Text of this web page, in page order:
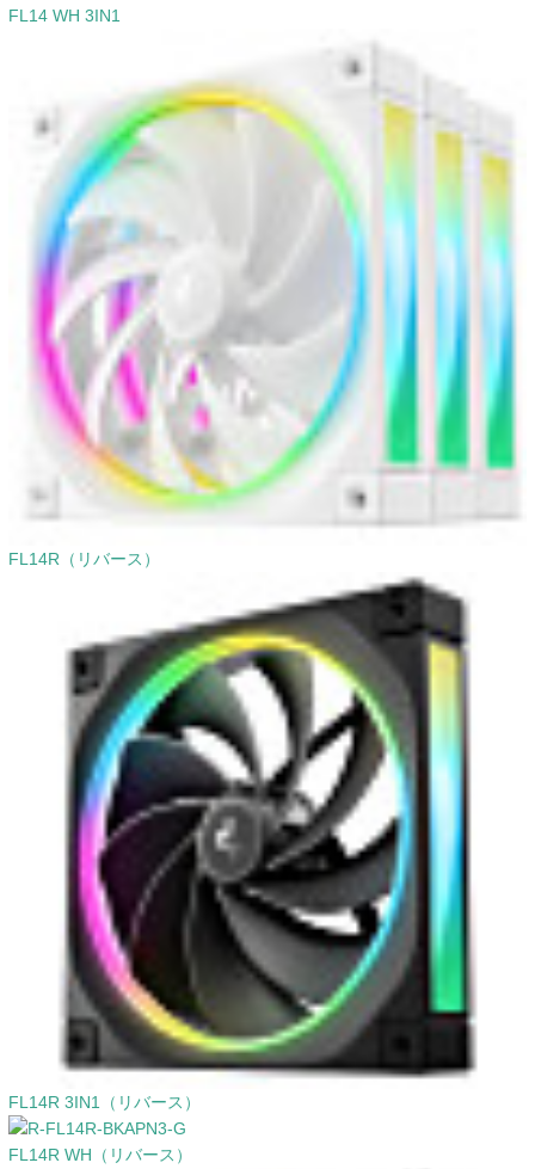
FL14 WH 3IN1
FL14R（リバース）
FL14R 3IN1（リバース）
FL14R WH（リバース）